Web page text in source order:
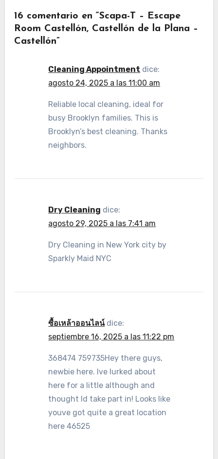
16 comentario en “Scapa-T – Escape
Room Castellón, Castellón de la Plana –
Castellón”
Cleaning Appointment dice:
agosto 24, 2025 a las 11:00 am
Reliable local cleaning, ideal for
busy Brooklyn families. This is
Brooklyn’s best cleaning. Thanks
neighbors.
Dry Cleaning dice:
agosto 29, 2025 a las 7:41 am
Dry Cleaning in New York city by
Sparkly Maid NYC
ซื้อเหล้าออนไลน์ dice:
septiembre 16, 2025 a las 11:22 pm
368474 759735Hey there guys,
newbie here. Ive lurked about
here for a little although and
thought Id take part in! Looks like
youve got quite a great location
here 46525